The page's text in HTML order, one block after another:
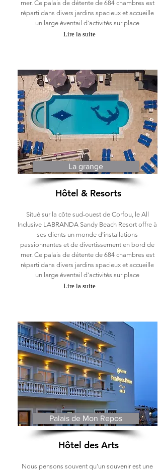
mer. Ce palais de détente de 684 chambres est
réparti dans divers jardins spacieux et accueille
un large éventail d'activités sur place
Lire la suite
La grange
Hôtel & Resorts
Situé sur la côte sud-ouest de Corfou, le All
Inclusive LABRANDA Sandy Beach Resort offre à
ses clients un monde d'installations
passionnantes et de divertissement en bord de
mer. Ce palais de détente de 684 chambres est
réparti dans divers jardins spacieux et accueille
un large éventail d'activités sur place
Lire la suite
Palais de Mon Repos
Hôtel des Arts
Nous pensons souvent qu'un souvenir est une